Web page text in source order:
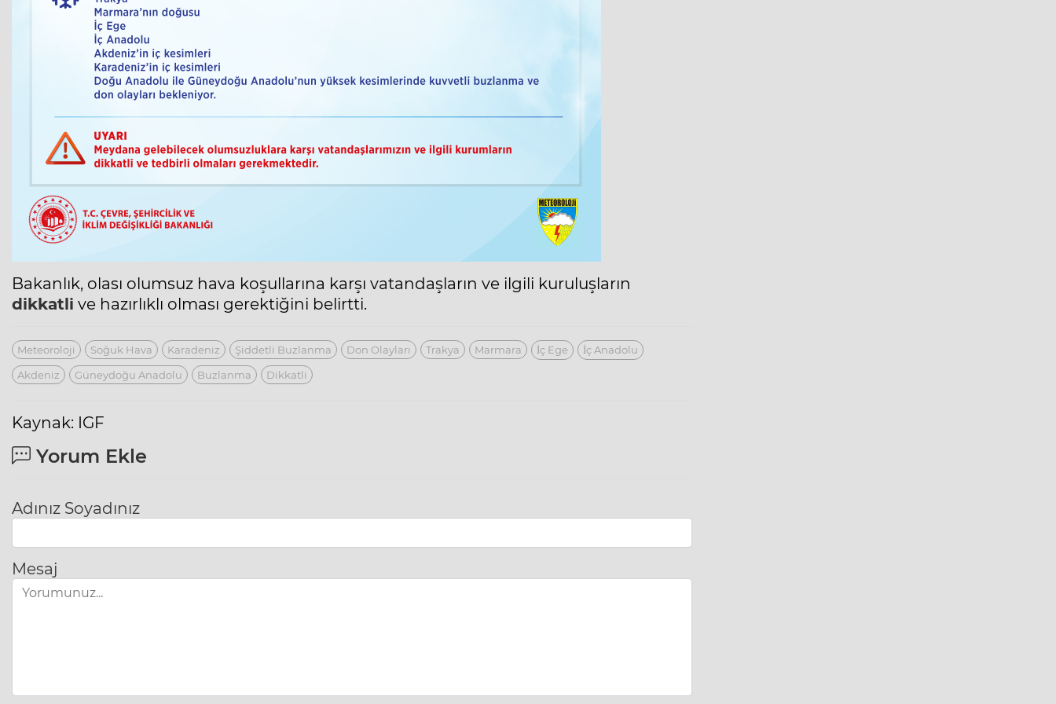
Bakanlık, olası olumsuz hava koşullarına karşı vatandaşların ve ilgili kuruluşların
dikkatli ve hazırlıklı olması gerektiğini belirtti.
Meteoroloji Soğuk Hava Karadeniz Şiddetli Buzlanma Don Olayları Trakya Marmara İç Ege
İç Anadolu
Akdeniz
Güneydoğu Anadolu Buzlanma Dikkatli
Kaynak: IGF
Yorum Ekle
Adınız Soyadınız
Mesaj